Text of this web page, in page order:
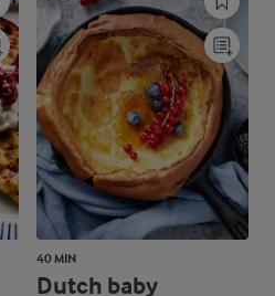
40 MIN
Dutch baby